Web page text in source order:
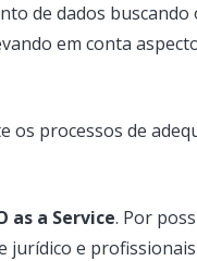
de dados
em conta
os processos de
as a Service. Por
jurídico e